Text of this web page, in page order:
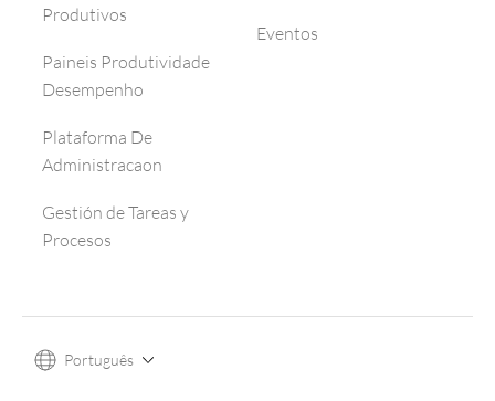
Produtivos
Paineis Produtividade
Desempenho
Plataforma De
Administracaon
Gestión de Tareas y
Procesos
Eventos
Português